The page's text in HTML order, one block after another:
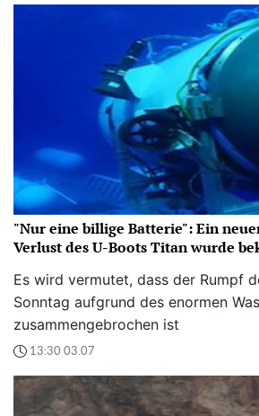
"Nur eine billige Batterie": Ein
Verlust des U-Boots Titan wurde
Es wird vermutet, dass der Rumpf
Sonntag aufgrund des enormen
zusammengebrochen ist
13:30 03.07